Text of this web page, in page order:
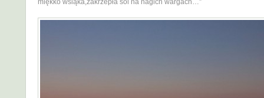
miękko wsiąka,zakrzepła sól na nagich wargach…”